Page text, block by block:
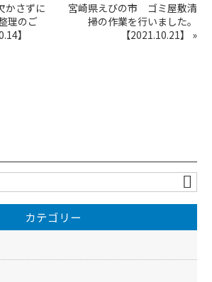
さずに
理のご
】
宮崎県えびの市 ゴミ屋敷清
掃の作業を行いました。
【2021.10.21】
»
カテゴリー